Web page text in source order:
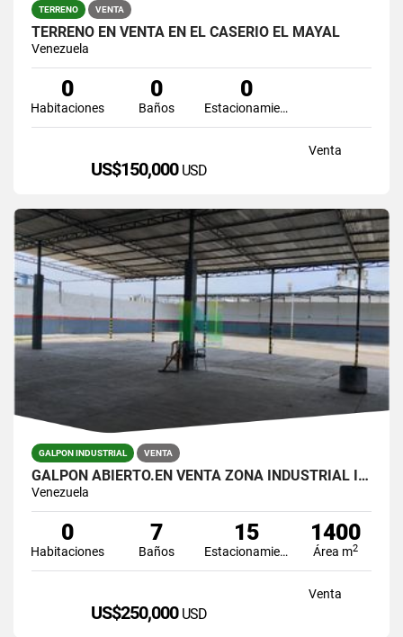
TERRENO VENTA
TERRENO EN VENTA EN EL CASERÍO EL MAYAL
Venezuela
0
Habitaciones
0
Baños
0
Estacionamiento
Venta
US$150,000 USD
GALPON INDUSTRIAL VENTA
GALPÓN ABIERTO.EN VENTA ZONA INDUSTRIAL I BARQUISIMETO
Venezuela
0
Habitaciones
7
Baños
15
Estacionamiento
1400
Área m2
Venta
US$250,000 USD